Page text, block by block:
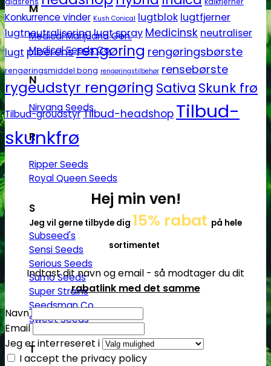
M
Medical Marijuana Gen.
Medical Seeds Co.
N
Nirvana Seeds
R
Ripper Seeds
Royal Queen Seeds
S
Subseed's
Sensi Seeds
Serious Seeds
Sumo Seeds
Super Strains
Seedsman Co.
Sweet Seeds
T
Konkurrence vinder Kush Conical lugtblok lugtfjerner
lugtneutraliseringlugt spray Medicinsk neutraliser
lugt piberensrengøring rengøringsbørste
rengøringsmiddel bong rengøringstilbehør rensebørste
rygeudstyr rengøring Sativa Skunk frø
Tilbud-groudstyrTilbud-headshop Tilbud-
skunkfrø
Hej min ven!
Jeg vil gerne tilbyde dig 15% rabat på hele
sortimentet
Indtast dit navn og email - så modtager du dit
rabatlink med det samme
Navn
Email
Jeg er interreseret i
I accept the privacy policy